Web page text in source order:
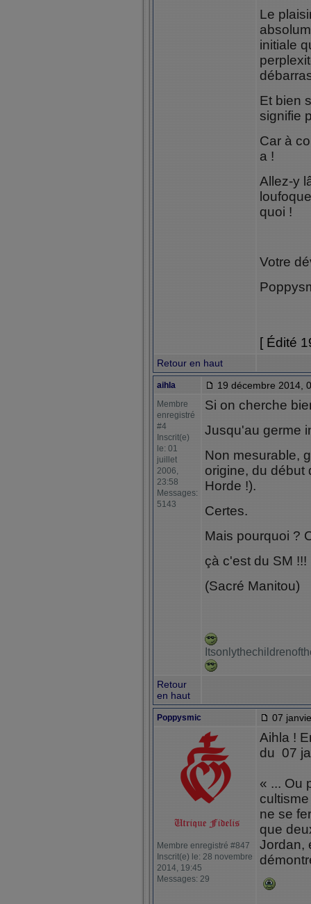
Le
initiale
Et bien
signifie
Car à
a !
Allez-y
quoi !
Votre
[ Édité
Retour en haut
aihla 19 décembre 2014,
Membre
enregistré
#4
Inscrit(e)
le: 01
juillet
2006,
23:58
Messages:
5143
Si on cherche
Jusqu'au germe
Non mesurable,
origine, du début
Horde !).
Certes.
Mais pourquoi ?
çà c'est du SM !!!
(Sacré Manitou)
Retour
en haut
Poppysmic 07
Membre enregistré #847
Inscrit(e) le: 28 novembre
2014, 19:45
Messages: 29
Aihla !
du 07
« ... Ou
ne se
que
Jordan,